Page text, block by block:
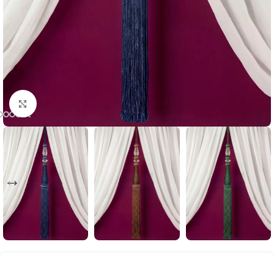
Büyütmek için tıklayın